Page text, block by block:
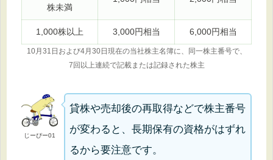
株未満
1,000株以上 3,000円相当 6,000円相当
10月31日および4月30日現在の当社株主名簿に、同一株主番号で、
7回以上連続で記載または記録された株主
じーぴー01
貸株や売却後の再取得などで株主番号
が変わると、長期保有の資格がはずれ
るから要注意です。